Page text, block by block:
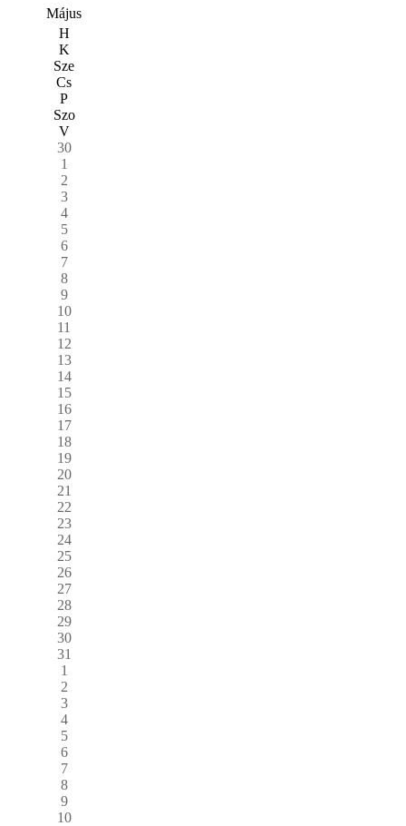
Május
H
K
Sze
Cs
P
Szo
V
30
1
2
3
4
5
6
7
8
9
10
11
12
13
14
15
16
17
18
19
20
21
22
23
24
25
26
27
28
29
30
31
1
2
3
4
5
6
7
8
9
10